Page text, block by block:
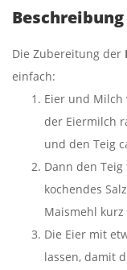
Die Zubereitung der
einfach:
Eier und
der Eiermilch
und den Teig
Dann den
kochendes
Maismehl
Die Eier mit
lassen, damit